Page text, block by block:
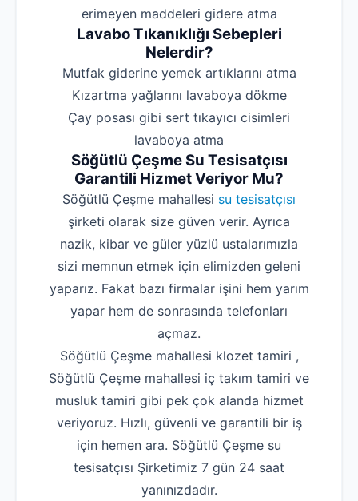
Robotla
Su Kaçağı
Profesyonel Petek
Uzmana Sor
Hakkımızda
İletişim
erimeyen maddeleri gidere atma
Lavabo Tıkanıklığı Sebepleri
Nelerdir?
‌Mutfak giderine yemek artıklarını atma
‌Kızartma yağlarını lavaboya dökme
‌Çay posası gibi sert tıkayıcı cisimleri
lavaboya atma
Söğütlü Çeşme Su Tesisatçısı
Garantili Hizmet Veriyor Mu?
Söğütlü Çeşme mahallesi su tesisatçısı
şirketi olarak size güven verir. Ayrıca
nazik, kibar ve güler yüzlü ustalarımızla
sizi memnun etmek için elimizden geleni
yaparız. Fakat bazı firmalar işini hem yarım
yapar hem de sonrasında telefonları
açmaz.
Söğütlü Çeşme mahallesi klozet tamiri ,
Söğütlü Çeşme mahallesi iç takım tamiri ve
musluk tamiri gibi pek çok alanda hizmet
veriyoruz. Hızlı, güvenli ve garantili bir iş
için hemen ara. Söğütlü Çeşme su
tesisatçısı Şirketimiz 7 gün 24 saat
yanınızdadır.